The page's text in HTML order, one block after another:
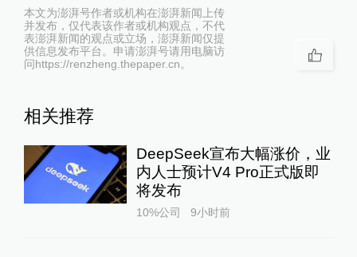
本文为澎湃号作者或机构在澎湃新闻上传
并发布，仅代表该作者或机构观点，不代
表澎湃新闻的观点或立场，澎湃新闻仅提
供信息发布平台。申请澎湃号请用电脑访
问https://renzheng.thepaper.cn。
相关推荐
DeepSeek宣布大幅涨价，业
内人士预计V4 Pro正式版即
将发布
10%公司 9小时前